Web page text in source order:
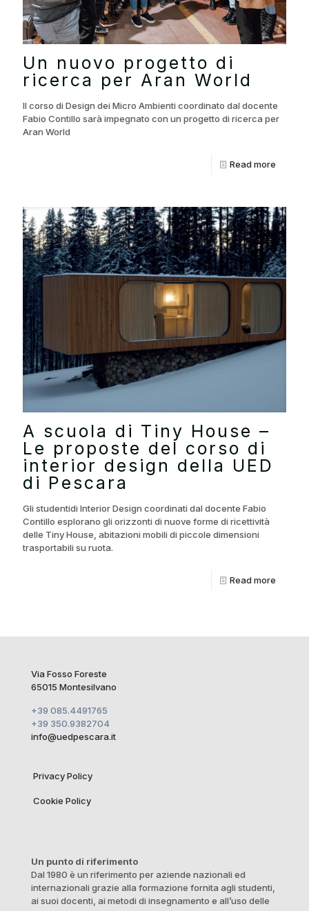
Un nuovo progetto di
ricerca per Aran World
Il corso di Design dei Micro Ambienti coordinato dal docente
Fabio Contillo sarà impegnato con un progetto di ricerca per
Aran World
Read more
A scuola di Tiny House –
Le proposte del corso di
interior design della UED
di Pescara
Gli studentidi Interior Design coordinati dal docente Fabio
Contillo esplorano gli orizzonti di nuove forme di ricettività
delle Tiny House, abitazioni mobili di piccole dimensioni
trasportabili su ruota.
Read more
Via Fosso Foreste
65015 Montesilvano
+39 085.4491765
+39 350.9382704
info@uedpescara.it
Privacy Policy
Cookie Policy
Un punto di riferimento
Dal 1980 è un riferimento per aziende nazionali ed
internazionali grazie alla formazione fornita agli studenti,
ai suoi docenti, ai metodi di insegnamento e all’uso delle